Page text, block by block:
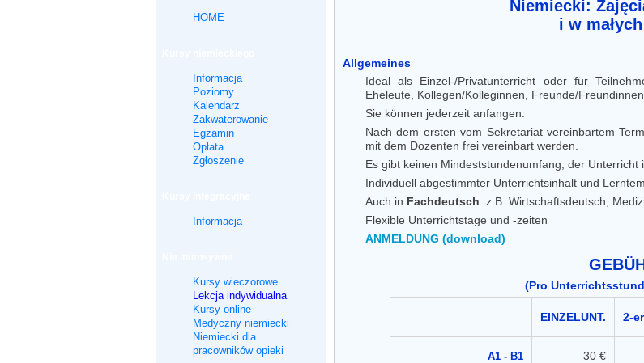
HOME
Informacja
Poziomy
Kalendarz
Zakwaterowanie
Egzamin
Opłata
Zgłoszenie
Informacja
Kursy wieczorowe
Lekcja indywidualna
Kursy online
Medyczny niemiecki
Niemiecki dla
pracowników opieki
Niemiecki:
i w
Allgemeines
Ideal als Einzel-/Privatunterricht oder für
Eheleute, Kollegen/Kolleginnen, Freunde/
Sie können jederzeit anfangen.
Nach dem ersten vom Sekretariat vereinbartem
mit dem Dozenten frei vereinbart werden.
Es gibt keinen Mindeststundenumfang, der Unterricht
Individuell abgestimmter Unterrichtsinhalt und
Auch in Fachdeutsch: z.B. Wirtschaftsdeutsch,
Flexible Unterrichtstage und -zeiten
ANMELDUNG (download)
(Pro
EINZELUNT. 2-
A1 - B1 30 €